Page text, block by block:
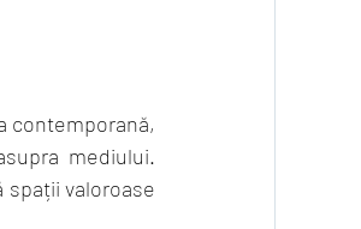
contemporană,
mediului.
spații valoroase